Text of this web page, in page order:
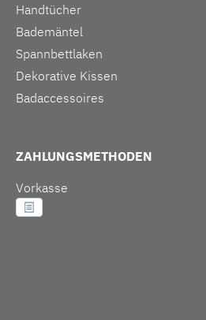
Handtücher
Bademäntel
Spannbettlaken
Dekorative Kissen
Badaccessoires
ZAHLUNGSMETHODEN
Vorkasse